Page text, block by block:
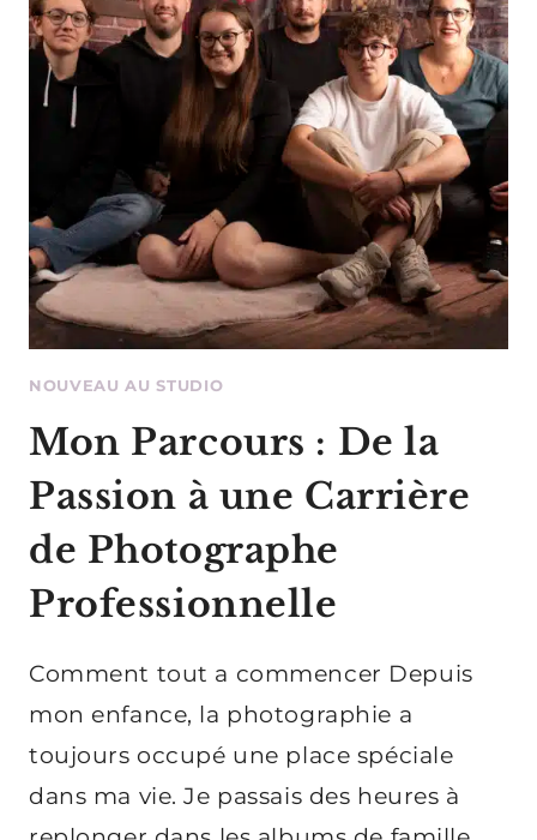
NOUVEAU AU STUDIO
Mon Parcours : De la
Passion à une Carrière
de Photographe
Professionnelle
Comment tout a commencer Depuis
mon enfance, la photographie a
toujours occupé une place spéciale
dans ma vie. Je passais des heures à